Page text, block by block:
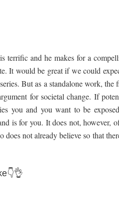
terrific and he makes for a
It would be great if we could
But as a standalone work, the
for societal change. If
you and you want to be
is for you. It does not, however,
not already believe so that